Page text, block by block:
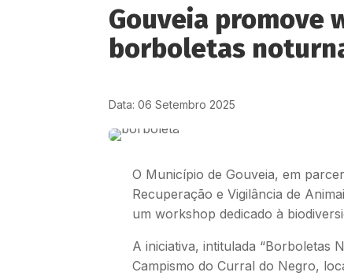
Gouveia promove
borboletas
Data: 06 Setembro 2025
O Município de Gouveia, em
Recuperação e Vigilância de
um workshop dedicado à
A iniciativa, intitulada “Borboletas
Campismo do Curral do Negro,